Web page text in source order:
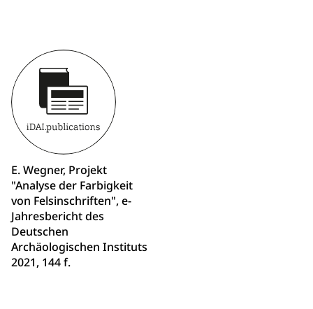
E. Wegner, Projekt
"Analyse der Farbigkeit
von Felsinschriften", e-
Jahresbericht des
Deutschen
Archäologischen Instituts
2021, 144 f.